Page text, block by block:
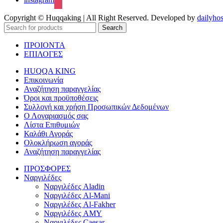
Copyright © Huqqaking | All Right Reserved. Developed by
Search
ΠΡΟΙΟΝΤΑ
ΕΠΙΛΟΓΕΣ
HUQQA KING
Επικοινωνία
Αναζήτηση παραγγελίας
Όροι και προϋποθέσεις
Συλλογή και χρήση Προσωπικών Δεδομένων
Ο Λογαριασμός σας
Λίστα Επιθυμιών
Καλάθι Αγοράς
Ολοκλήρωση αγοράς
Αναζήτηση παραγγελίας
ΠΡΟΣΦΟΡΕΣ
Ναργιλέδες
Ναργιλέδες Aladin
Ναργιλέδες Al-Mani
Ναργιλέδες Al-Fakher
Ναργιλέδες AΜΥ